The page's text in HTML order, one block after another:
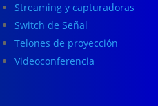
Streaming y capturadoras
Switch de Señal
Telones de proyección
Videoconferencia